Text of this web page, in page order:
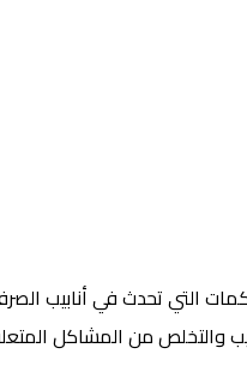
التي تحدث في أنابيب
والتخلص من المشاكل